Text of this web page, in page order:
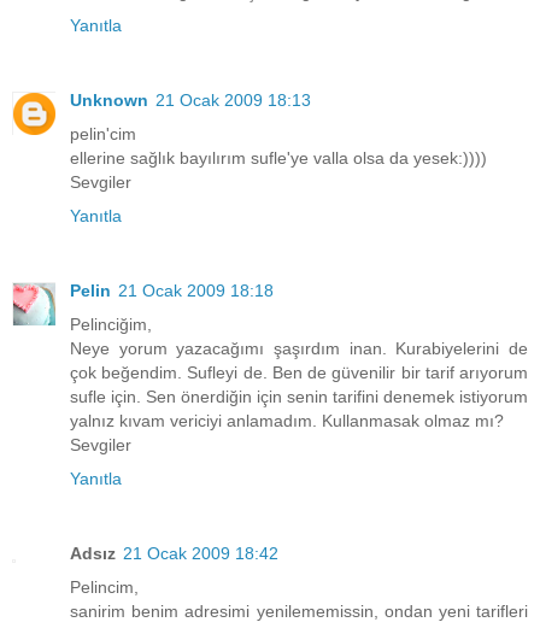
Yanıtla
Unknown 21 Ocak 2009 18:13
pelin'cim
ellerine sağlık bayılırım sufle'ye valla olsa da yesek:))))
Sevgiler
Yanıtla
Pelin 21 Ocak 2009 18:18
Pelinciğim,
Neye yorum yazacağımı şaşırdım inan. Kurabiyelerini de
çok beğendim. Sufleyi de. Ben de güvenilir bir tarif arıyorum
sufle için. Sen önerdiğin için senin tarifini denemek istiyorum
yalnız kıvam vericiyi anlamadım. Kullanmasak olmaz mı?
Sevgiler
Yanıtla
Adsız 21 Ocak 2009 18:42
Pelincim,
sanirim benim adresimi yenilememissin, ondan yeni tarifleri